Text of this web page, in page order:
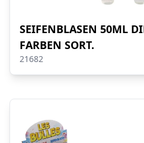
SEIFENBLASEN 50ML
FARBEN SORT.
21682